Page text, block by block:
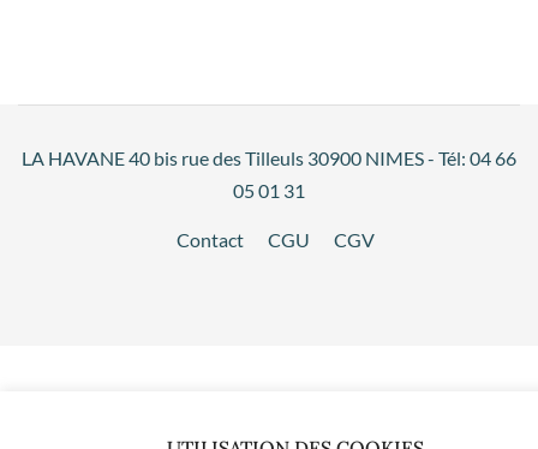
LA HAVANE 40 bis rue des Tilleuls 30900 NIMES - Tél: 04 66
05 01 31
Contact CGU CGV